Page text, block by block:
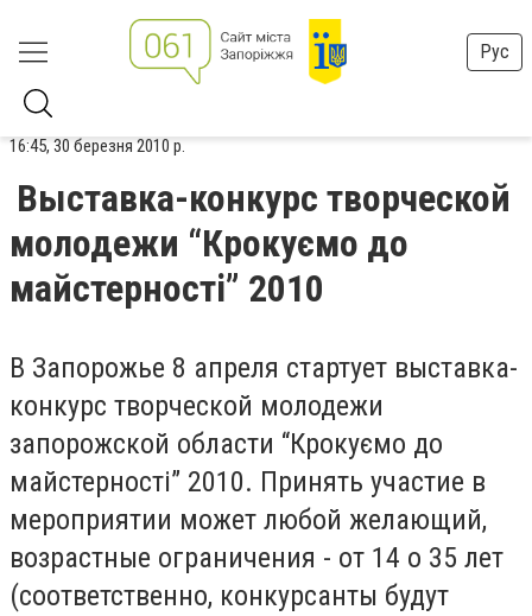
Рус
16:45, 30 березня 2010 р.
Выставка-конкурс творческой
молодежи “Крокуємо до
майстерності” 2010
В Запорожье 8 апреля стартует выставка-
конкурс творческой молодежи
запорожской области “Крокуємо до
майстерності” 2010. Принять участие в
мероприятии может любой желающий,
возрастные ограничения - от 14 о 35 лет
(соответственно, конкурсанты будут